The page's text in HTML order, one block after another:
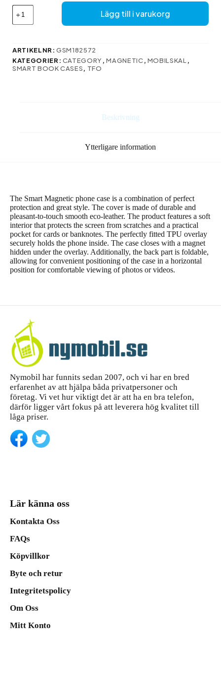
Smart
magnetfodral
för
12
i
Lägg till i varukorg
ARTIKELNR:GSM182572
KATEGORIER: CATEGORY ,MAGNETIC, MOBILSKAL ,
SMART BOOK CASES, TFO
Beskrivning
Ytterligare information
The Smart Magnetic phone case is a combination of perfect
protection and great style. The cover is made of durable and
pleasant-to-touch smooth eco-leather. The product features a soft
interior that protects the screen from scratches and a practical
pocket for cards or banknotes. The perfectly fitted TPU overlay
securely holds the phone inside. The case closes with a magnet
hidden under the overlay. Additionally, the back part is foldable,
allowing for convenient positioning of the case in a horizontal
position for comfortable viewing of photos or videos.
Nymobil har funnits sedan 2007, och vi har en bred
erfarenhet av att hjälpa båda privatpersoner och
företag. Vi vet hur viktigt det är att ha en bra telefon,
därför ligger vårt fokus på att leverera hög kvalitet till
låga priser.
Lär känna oss
Kontakta Oss
FAQs
Köpvillkor
Byte och retur
Integritetspolicy
Om Oss
Mitt Konto